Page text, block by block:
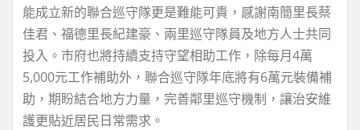
能成立新的聯合巡守隊更是難能可貴，感謝南簡里長蔡
佳君、福德里長紀建豪、兩里巡守隊員及地方人士共同
投入。市府也將持續支持守望相助工作，除每月4萬
5,000元工作補助外，聯合巡守隊年底將有6萬元裝備補
助，期盼結合地方力量，完善鄰里巡守機制，讓治安維
護更貼近居民日常需求。